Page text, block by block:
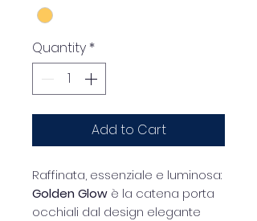
Quantity *
Add to Cart
Raffinata, essenziale e luminosa:
Golden Glow è la catena porta
occhiali dal design elegante